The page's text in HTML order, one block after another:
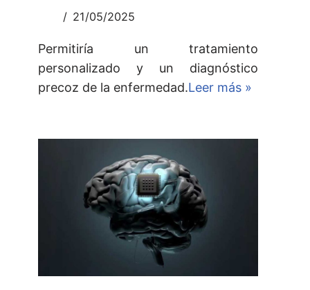
21/05/2025
Permitiría un tratamiento
personalizado y un diagnóstico
precoz de la enfermedad.Leer más »